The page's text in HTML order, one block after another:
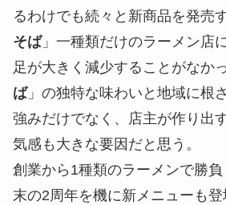
るわけでも続々と新商品を発売
そば」一種類だけのラーメン店
足が大きく減少することがなか
ば」の独特な味わいと地域に根
強みだけでなく、店主が作り出
気感も大きな要因だと思う。
創業から1種類のラーメンで勝
末の2周年を機に新メニューも